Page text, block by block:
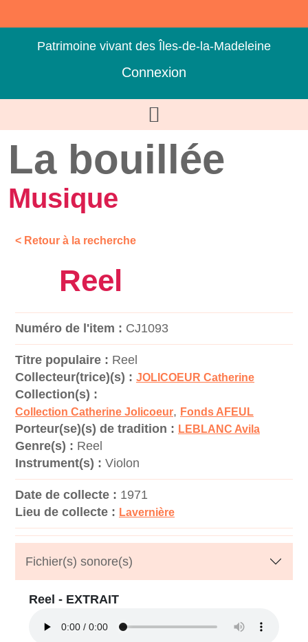
Patrimoine vivant des Îles-de-la-Madeleine
Connexion
La bouillée
Musique
< Retour à la recherche
Reel
Numéro de l'item : CJ1093
Titre populaire : Reel
Collecteur(trice)(s) : JOLICOEUR Catherine
Collection(s) :
Collection Catherine Jolicoeur, Fonds AFEUL
Porteur(se)(s) de tradition : LEBLANC Avila
Genre(s) : Reel
Instrument(s) : Violon
Date de collecte : 1971
Lieu de collecte : Lavernière
Fichier(s) sonore(s)
Reel - EXTRAIT